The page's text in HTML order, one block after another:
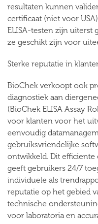
resultaten kunnen
certificaat (niet voor
ELISA-testen zijn uiterst
ze geschikt zijn voor
Sterke reputatie in
BioChek verkoopt ook
diagnostiek aan
(BioChek ELISA Assay
voor klanten voor het
eenvoudig
gebruiksvriendelijke
ontwikkeld. Dit
geeft gebruikers 24/7
individuele als
reputatie op het gebied
technische
voor laboratoria en